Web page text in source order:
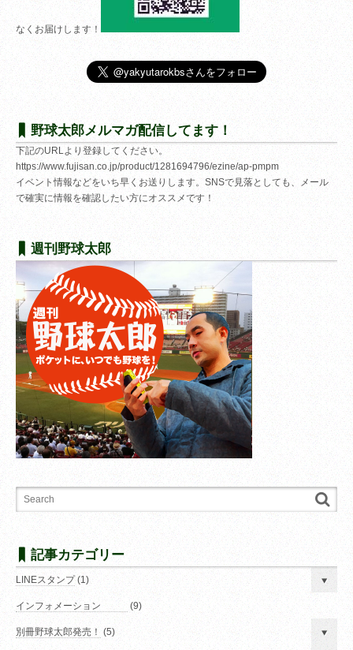
なくお届けします！
野球太郎メルマガ配信してます！
下記のURLより登録してください。
https://www.fujisan.co.jp/product/1281694796/ezine/ap-pmpm
イベント情報などをいち早くお送りします。SNSで見落としても、メール
で確実に情報を確認したい方にオススメです！
週刊野球太郎
記事カテゴリー
LINEスタンプ(1)
インフォメーション (9)
別冊野球太郎発売！ (5)